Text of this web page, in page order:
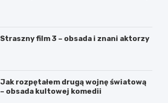
Straszny film 3 – obsada i znani aktorzy
Jak rozpętałem drugą wojnę światową
– obsada kultowej komedii